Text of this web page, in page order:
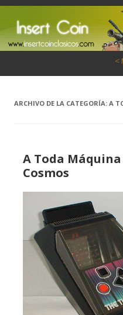
<
ARCHIVO DE LA CATEGORÍA: A
A Toda
Cosmos